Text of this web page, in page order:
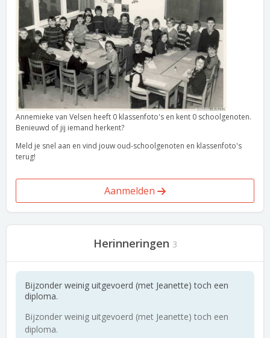
Annemieke van Velsen heeft 0 klassenfoto's en kent 0 schoolgenoten.
Benieuwd of jij iemand herkent?
Meld je snel aan en vind jouw oud-schoolgenoten en klassenfoto's
terug!
Aanmelden
Herinneringen 3
Bijzonder weinig uitgevoerd (met Jeanette) toch een
diploma.
Bijzonder weinig uitgevoerd (met Jeanette) toch een
diploma.